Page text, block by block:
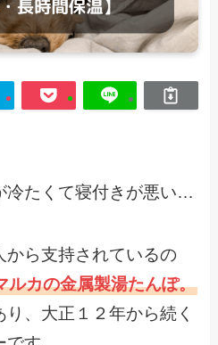
冷たくて寝付きが悪い…
から支持されているの
ルカの金属製湯たんぽ。
、大正１２年から続く